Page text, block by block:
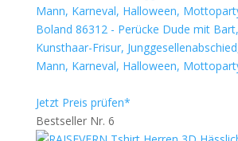
Boland 86312 - Perücke Dude mit
Kunsthaar-Frisur,
Mann, Karneval, Halloween,
Jetzt Preis prüfen*
Bestseller Nr. 6